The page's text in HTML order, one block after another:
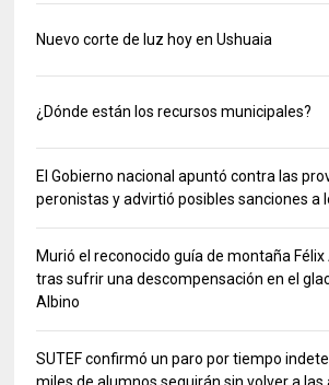
Nuevo corte de luz hoy en Ushuaia
¿Dónde están los recursos municipales?
El Gobierno nacional apuntó contra las
peronistas y advirtió posibles sanciones a
Murió el reconocido guía de montaña Félix
tras sufrir una descompensación en el
Albino
SUTEF confirmó un paro por tiempo
miles de alumnos seguirán sin volver a las